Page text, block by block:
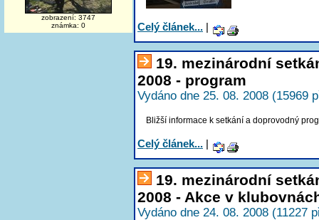
zobrazení: 3747
známka: 0
Celý článek... |
19. mezinárodní
2008 - program
Vydáno dne 25. 08. 2008 (15969
Bližší informace k setkání a doprovodný
Celý článek... |
19. mezinárodní
2008 - Akce v
Vydáno dne 24. 08. 2008 (11227